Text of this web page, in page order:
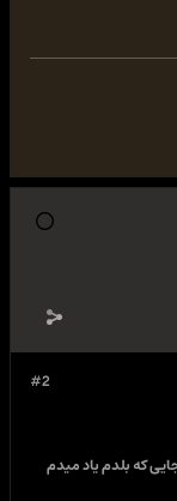
#2
که بلدم یاد میدم